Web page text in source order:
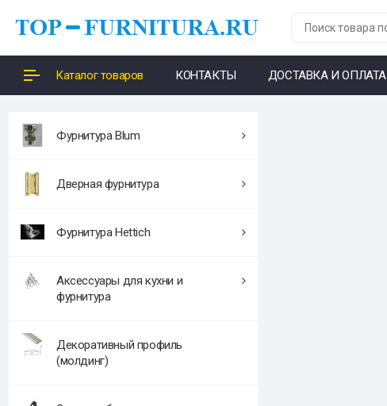
Каталог товаров КОНТАКТЫ ДОСТАВКА И ОПЛАТА
Фурнитура Blum
Дверная фурнитура
Фурнитура Hettich
Аксессуары для кухни и
фурнитура
Декоративный профиль
(молдинг)